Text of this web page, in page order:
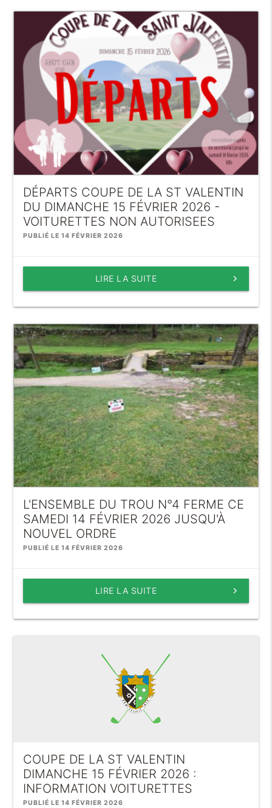
DÉPARTS COUPE DE LA ST VALENTIN
DU DIMANCHE 15 FÉVRIER 2026 -
VOITURETTES NON AUTORISEES
PUBLIÉ LE 14 FÉVRIER 2026
keyboard_arrow_right
LIRE LA SUITE
L'ENSEMBLE DU TROU N°4 FERME CE
SAMEDI 14 FÉVRIER 2026 JUSQU'À
NOUVEL ORDRE
PUBLIÉ LE 14 FÉVRIER 2026
keyboard_arrow_right
LIRE LA SUITE
COUPE DE LA ST VALENTIN
DIMANCHE 15 FÉVRIER 2026 :
INFORMATION VOITURETTES
PUBLIÉ LE 14 FÉVRIER 2026